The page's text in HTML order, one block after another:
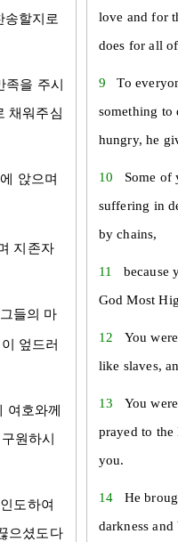
송할지로
을 주시
채워주심
앉으며
지존자
들의 마
엎드러
여호와께
원하시
도하여
으셨도다
love and for
does for all
9To
something to
hungry, he
10 Some of
suffering in
by chains,
11 because
God Most
12 You
like slaves,
13 You
prayed to the
you.
14 He
darkness